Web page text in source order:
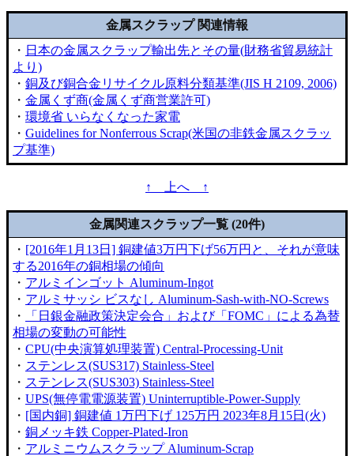
金属スクラップ 関連情報
・ 日本の金属スクラップ輸出先とその量(財務省貿易統計
より)
・ 銅及び銅合金リサイクル原料分類基準(JIS H 2109, 2006)
・ 金属くず商(金属くず商営業許可)
・ 環境省 いらなくなった家電
・ Guidelines for Nonferrous Scrap(米国の非鉄金属スクラッ
プ基準)
↑ 上へ ↑
金属関連スクラップ一覧 (20件)
・ [2016年1月13日] 銅建値3万円下げ56万円と、それが意味
する2016年の銅相場の傾向
・ アルミインゴット Aluminum-Ingot
・ アルミサッシ ビスなし Aluminum-Sash-with-NO-Screws
・
「日銀金融政策決定会合」および「FOMC」による為替
相場の変動の可能性
・ CPU(中央演算処理装置) Central-Processing-Unit
・ ステンレス(SUS317) Stainless-Steel
・ ステンレス(SUS303) Stainless-Steel
・ UPS(無停電電源装置) Uninterruptible-Power-Supply
・ [国内銅] 銅建値 1万円下げ 125万円 2023年8月15日(火)
・ 銅メッキ鉄 Copper-Plated-Iron
・ アルミニウムスクラップ Aluminum-Scrap